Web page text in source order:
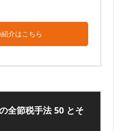
介はこちら
全節税手法 50 とそ